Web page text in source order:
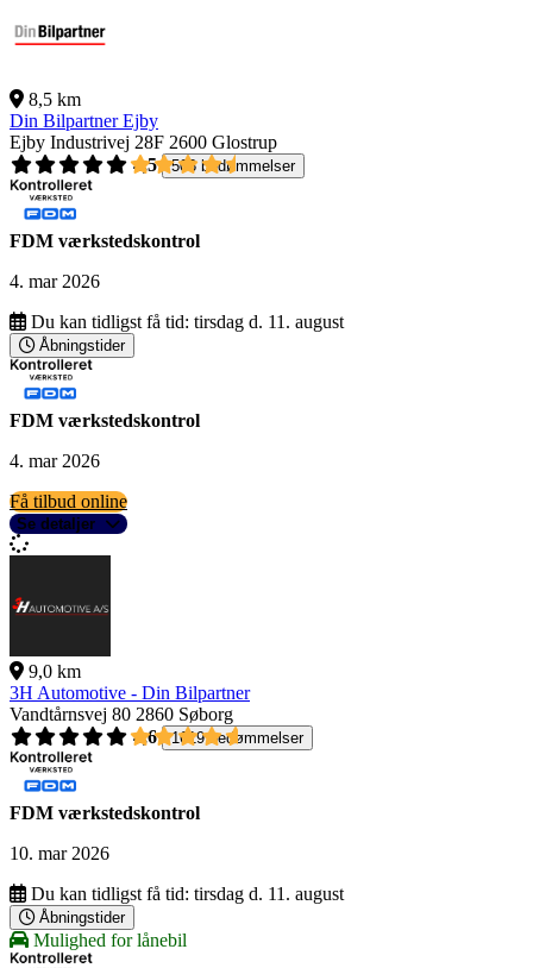
8,5 km
Din Bilpartner Ejby
Ejby Industrivej 28F 2600 Glostrup
4,5
503 bedømmelser
FDM værkstedskontrol
4. mar 2026
Du kan tidligst få tid: tirsdag d. 11. august
Åbningstider
FDM værkstedskontrol
4. mar 2026
Få tilbud online
Se detaljer
9,0 km
3H Automotive - Din Bilpartner
Vandtårnsvej 80 2860 Søborg
4,6
1619 bedømmelser
FDM værkstedskontrol
10. mar 2026
Du kan tidligst få tid: tirsdag d. 11. august
Åbningstider
Mulighed for lånebil